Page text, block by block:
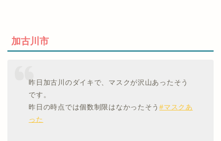
加古川市
昨日加古川のダイキで、マスクが沢山あったそう
です。
昨日の時点では個数制限はなかったそう#マスクあ
った